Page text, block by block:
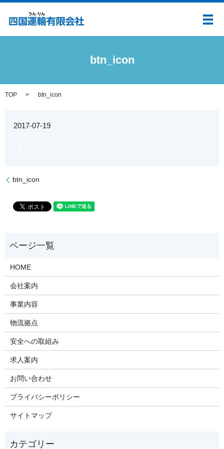
メ
btn_icon
TOP btn_icon
2017-07-19
btn_icon
HOME
会社案内
事業内容
物流拠点
安全への取組み
求人案内
お問い合わせ
プライバシーポリシー
サイトマップ